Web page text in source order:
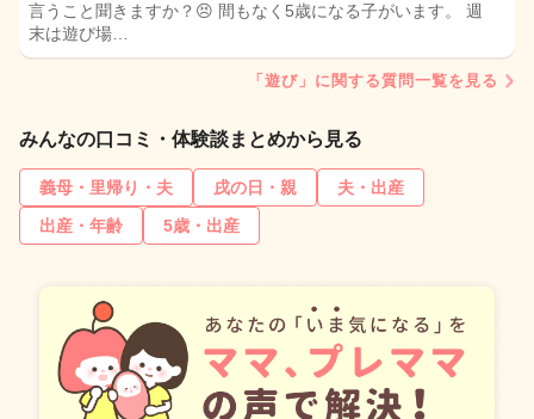
言うこと聞きますか？😣 間もなく5歳になる子がいます。 週
末は遊び場…
「遊び」に関する質問一覧を見る
みんなの口コミ・体験談まとめから見る
義母・里帰り・夫 戌の日・親
夫・出産
出産・年齢
5歳・出産